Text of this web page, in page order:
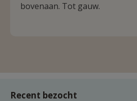
bovenaan. Tot gauw.
Recent bezocht